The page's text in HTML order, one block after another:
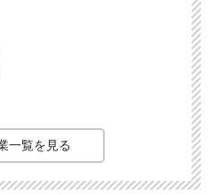
一覧を見る